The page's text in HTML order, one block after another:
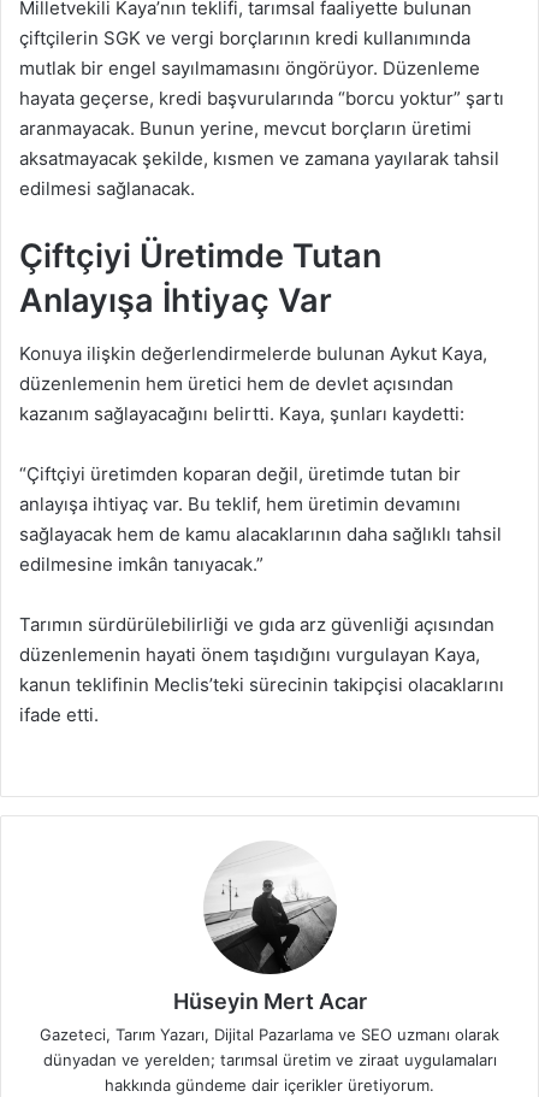
Milletvekili Kaya’nın teklifi, tarımsal faaliyette bulunan
çiftçilerin SGK ve vergi borçlarının kredi kullanımında
mutlak bir engel sayılmamasını öngörüyor. Düzenleme
hayata geçerse, kredi başvurularında “borcu yoktur” şartı
aranmayacak. Bunun yerine, mevcut borçların üretimi
aksatmayacak şekilde, kısmen ve zamana yayılarak tahsil
edilmesi sağlanacak.
Çiftçiyi Üretimde Tutan
Anlayışa İhtiyaç Var
Konuya ilişkin değerlendirmelerde bulunan Aykut Kaya,
düzenlemenin hem üretici hem de devlet açısından
kazanım sağlayacağını belirtti. Kaya, şunları kaydetti:
“Çiftçiyi üretimden koparan değil, üretimde tutan bir
anlayışa ihtiyaç var. Bu teklif, hem üretimin devamını
sağlayacak hem de kamu alacaklarının daha sağlıklı tahsil
edilmesine imkân tanıyacak.”
Tarımın sürdürülebilirliği ve gıda arz güvenliği açısından
düzenlemenin hayati önem taşıdığını vurgulayan Kaya,
kanun teklifinin Meclis’teki sürecinin takipçisi olacaklarını
ifade etti.
Hüseyin Mert Acar
Gazeteci, Tarım Yazarı, Dijital Pazarlama ve SEO uzmanı olarak
dünyadan ve yerelden; tarımsal üretim ve ziraat uygulamaları
hakkında gündeme dair içerikler üretiyorum.